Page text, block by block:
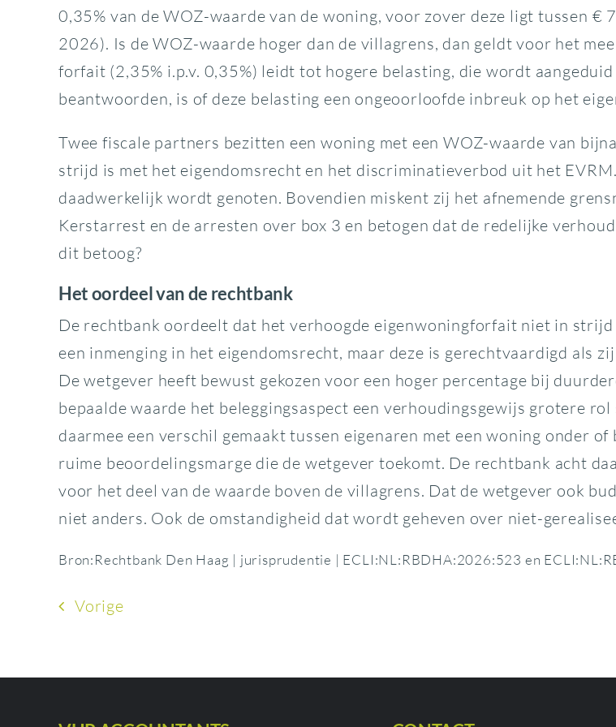
0,35% van de WOZ-waarde van de woning, voor zover deze ligt tussen
2026). Is de WOZ-waarde hoger dan de villagrens, dan geldt voor het
forfait (2,35% i.p.v. 0,35%) leidt tot hogere belasting, die wordt
beantwoorden, is of deze belasting een ongeoorloofde inbreuk op het
Twee fiscale partners bezitten een woning met een WOZ-waarde van
strijd is met het eigendomsrecht en het discriminatieverbod uit het
daadwerkelijk wordt genoten. Bovendien miskent zij het afnemende
Kerstarrest en de arresten over box 3 en betogen dat de redelijke
dit betoog?
Het oordeel van de rechtbank
De rechtbank oordeelt dat het verhoogde eigenwoningforfait niet in
een inmenging in het eigendomsrecht, maar deze is gerechtvaardigd als
De wetgever heeft bewust gekozen voor een hoger percentage bij
bepaalde waarde het beleggingsaspect een verhoudingsgewijs grotere
daarmee een verschil gemaakt tussen eigenaren met een woning onder
ruime beoordelingsmarge die de wetgever toekomt. De rechtbank acht
voor het deel van de waarde boven de villagrens. Dat de wetgever ook
niet anders. Ook de omstandigheid dat wordt geheven over niet-
Bron:Rechtbank Den Haag | jurisprudentie | ECLI:NL:RBDHA:2026:523 en
Vorige